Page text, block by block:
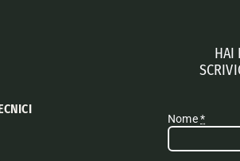
HAI
Nome*